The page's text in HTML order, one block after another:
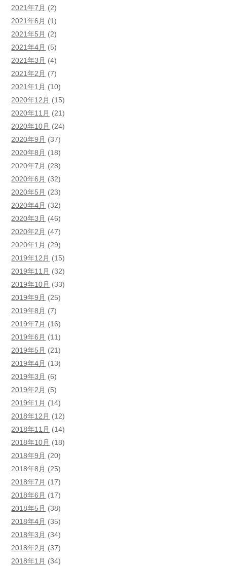
2021年7月 (2)
2021年6月 (1)
2021年5月 (2)
2021年4月 (5)
2021年3月 (4)
2021年2月 (7)
2021年1月 (10)
2020年12月 (15)
2020年11月 (21)
2020年10月 (24)
2020年9月 (37)
2020年8月 (18)
2020年7月 (28)
2020年6月 (32)
2020年5月 (23)
2020年4月 (32)
2020年3月 (46)
2020年2月 (47)
2020年1月 (29)
2019年12月 (15)
2019年11月 (32)
2019年10月 (33)
2019年9月 (25)
2019年8月 (7)
2019年7月 (16)
2019年6月 (11)
2019年5月 (21)
2019年4月 (13)
2019年3月 (6)
2019年2月 (5)
2019年1月 (14)
2018年12月 (12)
2018年11月 (14)
2018年10月 (18)
2018年9月 (20)
2018年8月 (25)
2018年7月 (17)
2018年6月 (17)
2018年5月 (38)
2018年4月 (35)
2018年3月 (34)
2018年2月 (37)
2018年1月 (34)